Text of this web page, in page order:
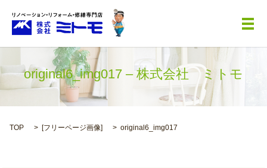
メ
original6_img017 – 株式会社 ミトモ
TOP [フリーページ画像] original6_img017